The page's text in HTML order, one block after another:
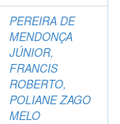
PEREIRA DE
MENDONÇA
JÚNIOR,
FRANCIS
ROBERTO,
POLIANE ZAGO
MELO